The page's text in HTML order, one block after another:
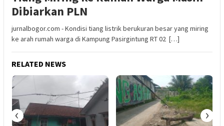
Dibiarkan PLN
jurnalbogor.com - Kondisi tiang listrik berukuran besar yang miring
ke arah rumah warga di Kampung Pasirgintung RT 02 […]
RELATED NEWS
‹ ›